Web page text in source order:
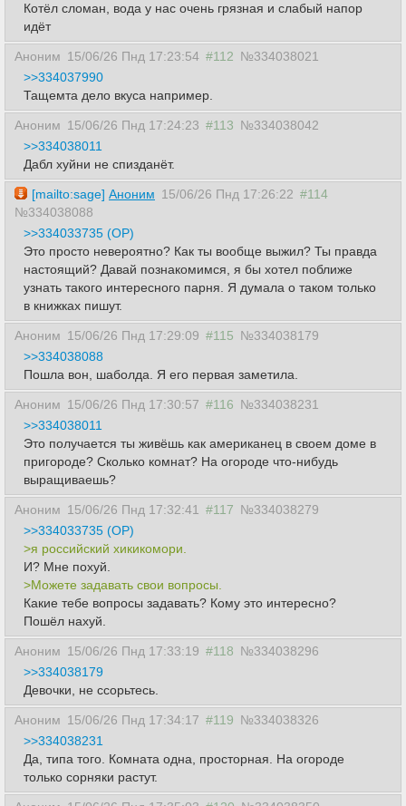
Котёл сломан, вода у нас очень грязная и слабый напор
идёт
Аноним 15/06/26 Пнд 17:23:54 #112 №334038021
>>334037990
Тащемта дело вкуса например.
Аноним 15/06/26 Пнд 17:24:23 #113 №334038042
>>334038011
Дабл хуйни не спизданёт.
[mailto:sage] Аноним 15/06/26 Пнд 17:26:22 #114
№334038088
>>334033735 (OP)
Это просто невероятно? Как ты вообще выжил? Ты правда
настоящий? Давай познакомимся, я бы хотел поближе
узнать такого интересного парня. Я думала о таком только
в книжках пишут.
Аноним 15/06/26 Пнд 17:29:09 #115 №334038179
>>334038088
Пошла вон, шаболда. Я его первая заметила.
Аноним 15/06/26 Пнд 17:30:57 #116 №334038231
>>334038011
Это получается ты живёшь как американец в своем доме в
пригороде? Сколько комнат? На огороде что-нибудь
выращиваешь?
Аноним 15/06/26 Пнд 17:32:41 #117 №334038279
>>334033735 (OP)
>я российский хикикомори.
И? Мне похуй.
>Можете задавать свои вопросы.
Какие тебе вопросы задавать? Кому это интересно?
Пошёл нахуй.
Аноним 15/06/26 Пнд 17:33:19 #118 №334038296
>>334038179
Девочки, не ссорьтесь.
Аноним 15/06/26 Пнд 17:34:17 #119 №334038326
>>334038231
Да, типа того. Комната одна, просторная. На огороде
только сорняки растут.